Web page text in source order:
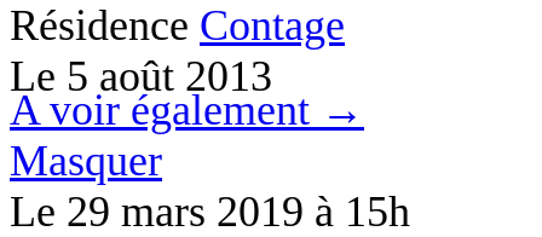
Résidence Contage
Le 5 août 2013
A voir également →
Masquer
Le 29 mars 2019 à 15h